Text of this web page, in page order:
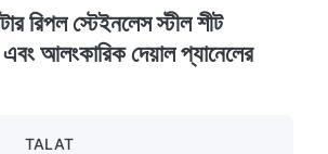
রিপল স্টেইনলেস স্টীল শীট
এবং আলংকারিক দেয়াল প্যানেলের
TALAT